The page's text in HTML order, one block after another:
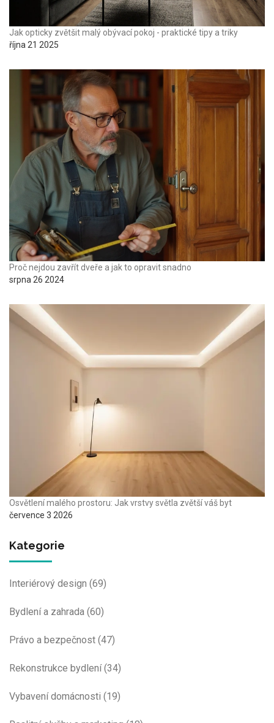
Jak opticky zvětšit malý obývací pokoj - praktické tipy a triky
října 21 2025
Proč nejdou zavřít dveře a jak to opravit snadno
srpna 26 2024
Osvětlení malého prostoru: Jak vrstvy světla zvětší váš byt
července 3 2026
Kategorie
Interiérový design (69)
Bydlení a zahrada (60)
Právo a bezpečnost (47)
Rekonstrukce bydlení(34)
Vybavení domácnosti (19)